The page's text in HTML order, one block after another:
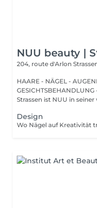
NUU beauty |
204, route d'Arlon
HAARE - NÄGEL -
Strassen ist NUU in
Design